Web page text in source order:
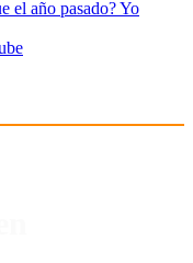
el año pasado? Yo